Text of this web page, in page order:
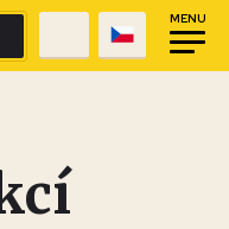
MENU